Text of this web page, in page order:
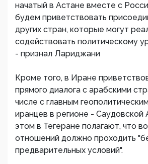
начатый в Астане вместе с
будем приветствовать
других стран, которые могут
содействовать политическому
- признал Лариджани
Кроме того, в Иране
прямого диалога с арабскими
числе с главным
иранцев в регионе - Саудовской
этом в Тегеране полагают, что
отношений должно проходить
предварительных условий".